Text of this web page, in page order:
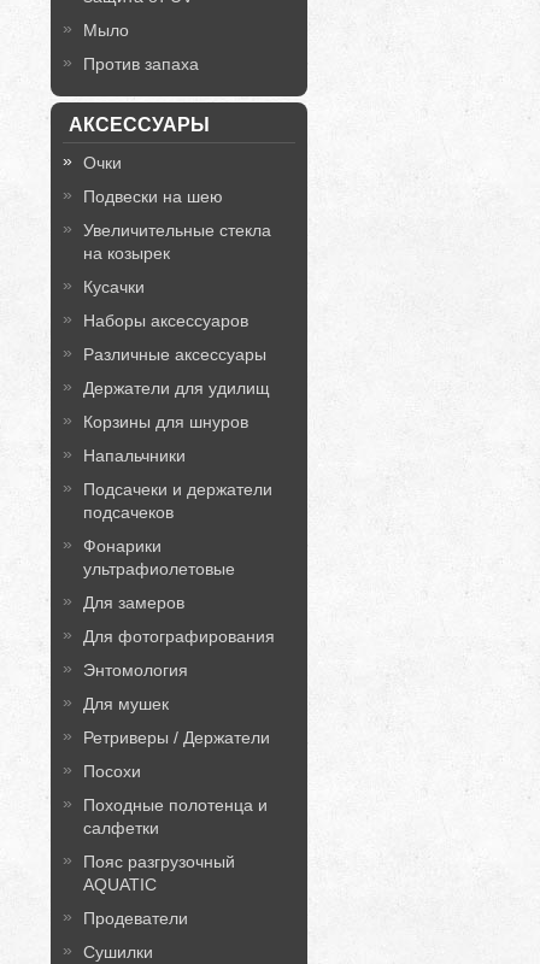
Мыло
Против запаха
АКСЕССУАРЫ
Очки
Подвески на шею
Увеличительные стекла
на козырек
Кусачки
Наборы аксессуаров
Различные аксессуары
Держатели для удилищ
Корзины для шнуров
Напальчники
Подсачеки и держатели
подсачеков
Фонарики
ультрафиолетовые
Для замеров
Для фотографирования
Энтомология
Для мушек
Ретриверы / Держатели
Посохи
Походные полотенца и
салфетки
Пояс разгрузочный
AQUATIC
Продеватели
Сушилки